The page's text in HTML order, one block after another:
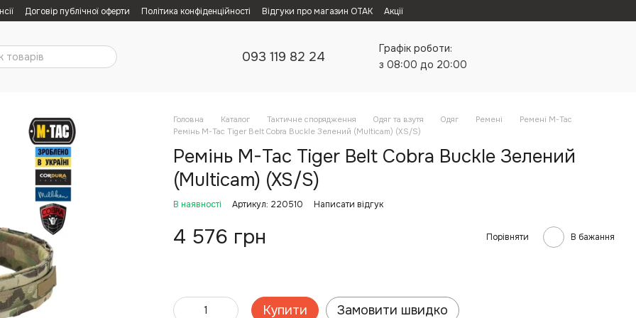
Договір публічної оферти Політика конфіденційності Відгуки про магазин ОТАК Акції
093 119 82 24
Графік роботи:
з 08:00 до 20:00
Головна Каталог Тактичне спорядження Одяг та взутя Одяг Ремені
Ремені M-Tac
Ремінь M-Tac Tiger Belt Cobra Buckle Зелений (Multicam) (XS/S)
Ремінь M-Tac Tiger Belt Cobra Buckle Зелений
(Multicam) (XS/S)
В наявності Артикул: 220510 Написати відгук
4 576 грн Порівняти В бажання
Купити Замовити швидко